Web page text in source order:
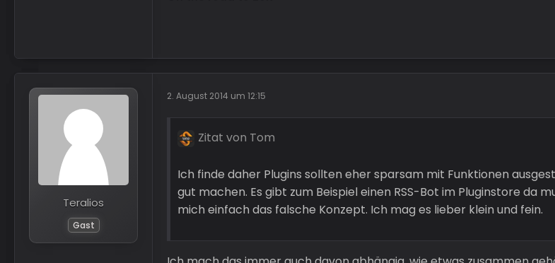
Teralios
Gast
2. August 2014 um 12:15
Zitat von Tom
Ich finde daher Plugins sollten eher sparsam mit Funktionen
gut machen. Es gibt zum Beispiel einen RSS-Bot im Pluginstore da
mich einfach das falsche Konzept. Ich mag es lieber klein und fein.